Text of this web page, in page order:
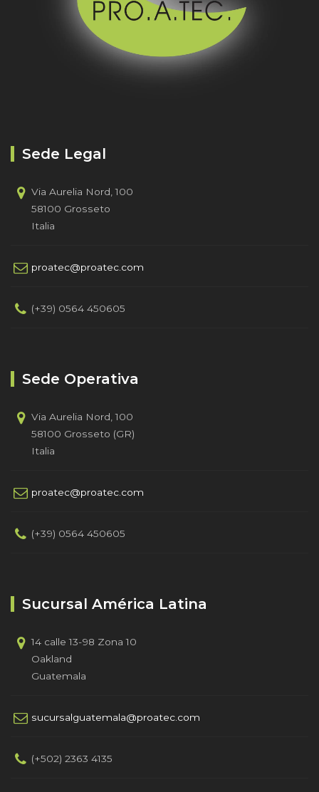
Sede Legal
Via Aurelia Nord, 100
58100 Grosseto
Italia
proatec@proatec.com
(+39) 0564 450605
Sede Operativa
Via Aurelia Nord, 100
58100 Grosseto (GR)
Italia
proatec@proatec.com
(+39) 0564 450605
Sucursal América Latina
14 calle 13-98 Zona 10
Oakland
Guatemala
sucursalguatemala@proatec.com
(+502) 2363 4135